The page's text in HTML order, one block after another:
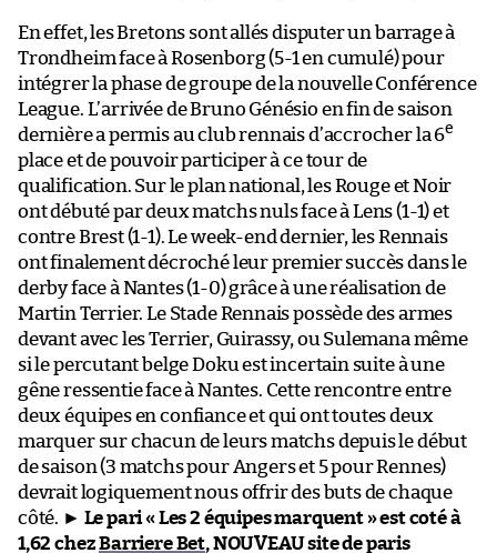
En effet, les Bretons sont allés disputer un barrage à
Trondheim face à Rosenborg (5-1 en cumulé) pour
intégrer la phase de groupe de la nouvelle Conférence
League. L’arrivée de Bruno Génésio en fin de saison
dernière a permis au club rennais d’accrocher la 6e
place et de pouvoir participer à ce tour de
qualification. Sur le plan national, les Rouge et Noir
ont débuté par deux matchs nuls face à Lens (1-1) et
contre Brest (1-1). Le week-end dernier, les Rennais
ont finalement décroché leur premier succès dans le
derby face à Nantes (1-0) grâce à une réalisation de
Martin Terrier. Le Stade Rennais possède des armes
devant avec les Terrier, Guirassy, ou Sulemana même
si le percutant belge Doku est incertain suite à une
gêne ressentie face à Nantes. Cette rencontre entre
deux équipes en confiance et qui ont toutes deux
marquer sur chacun de leurs matchs depuis le début
de saison (3 matchs pour Angers et 5 pour Rennes)
devrait logiquement nous offrir des buts de chaque
côté. ► Le pari « Les 2 équipes marquent » est coté à
1,62 chezBarriere Bet, NOUVEAU site de paris